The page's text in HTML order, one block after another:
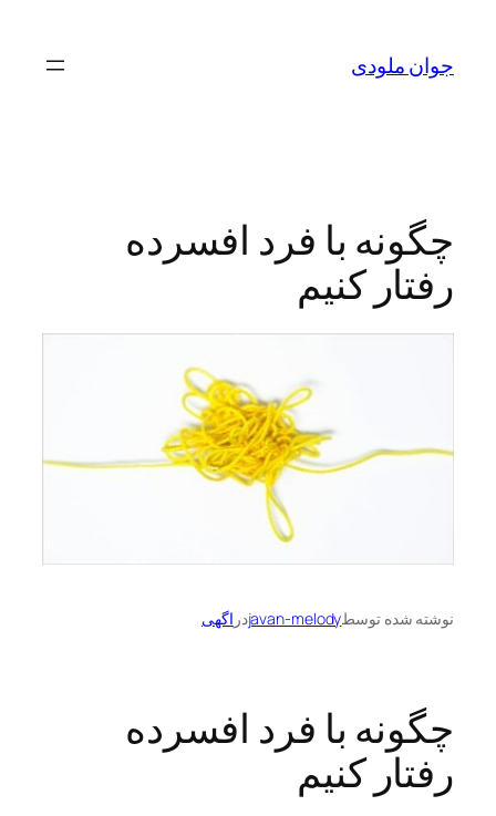
محتواجوان ملودی
چگونه با فرد افسرده
رفتار کنیم
نوشته شده توسطjavan-melodyدر اگهی
چگونه با فرد افسرده
رفتار کنیم